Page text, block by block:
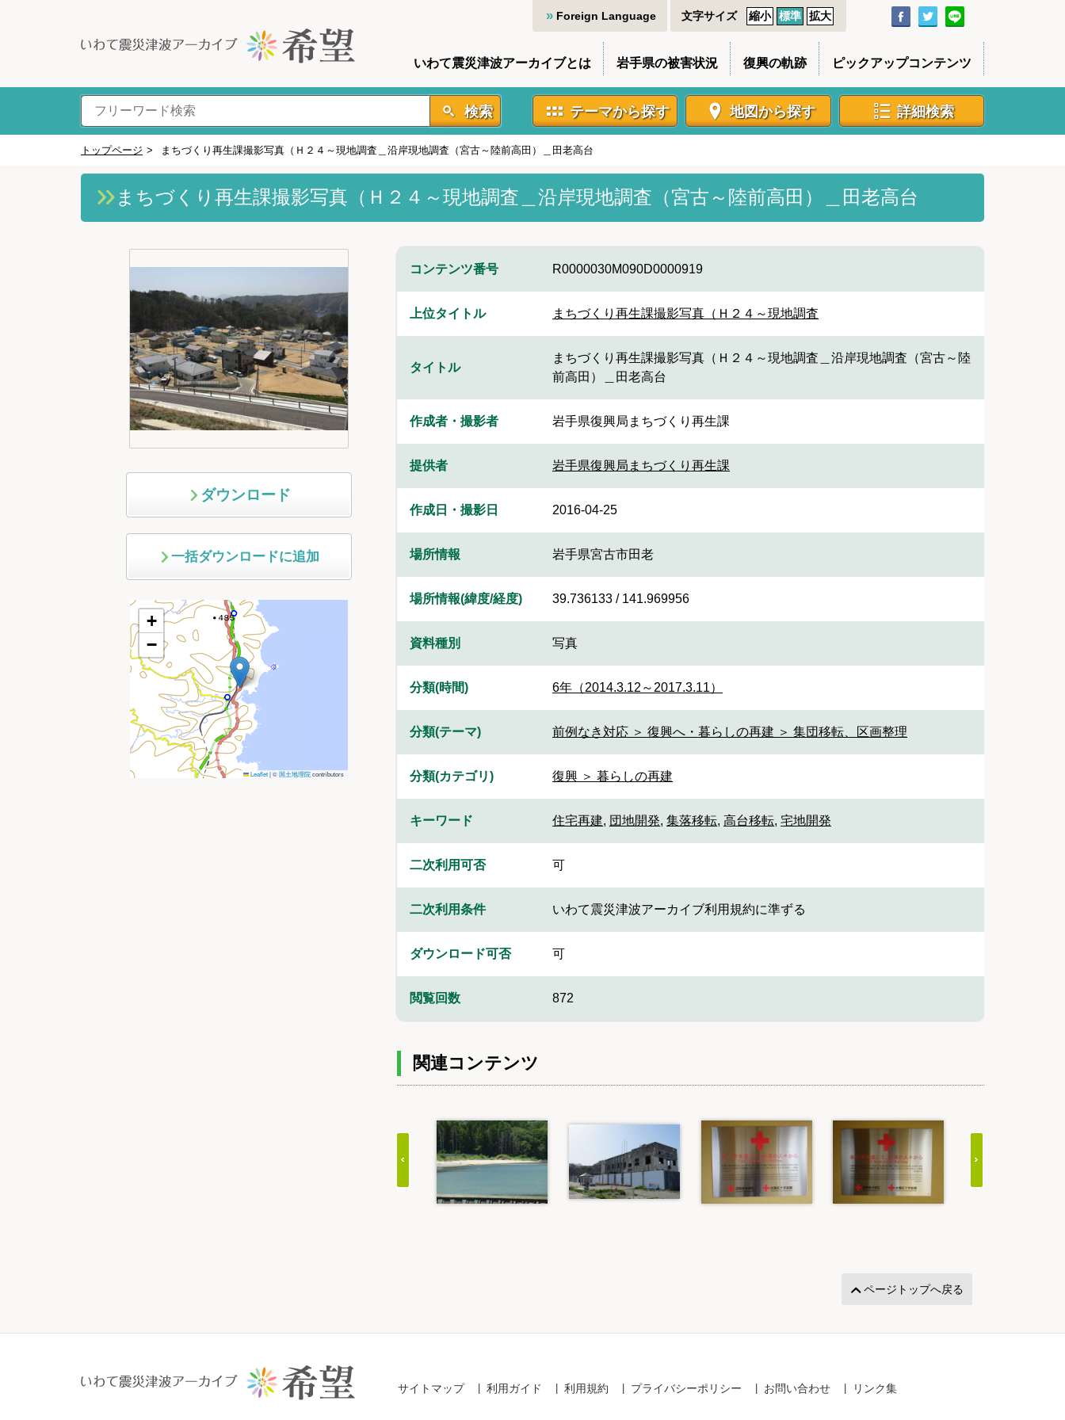
Foreign Language 文字サイズ 縮小 標準 拡大
いわて震災津波アーカイブとは 岩手県の被害状況 復興の軌跡 ピックアップコンテンツ
検索 テーマから探す 地図から探す 詳細検索
トップページ > まちづくり再生課撮影写真（Ｈ２４～現地調査＿沿岸現地調査（宮古～陸前高田）＿田老高台
まちづくり再生課撮影写真（Ｈ２４～現地調査＿沿岸現地調査（宮古～陸前高田）＿田老高台
ダウンロード
一括ダウンロードに追加
+
−
Leaflet|©国土地理院contributors
コンテンツ番号 R0000030M090D0000919
上位タイトル まちづくり再生課撮影写真（Ｈ２４～現地調査
タイトル
まちづくり再生課撮影写真（Ｈ２４～現地調査＿沿岸現地調査（宮古～陸
前高田）＿田老高台
作成者・撮影者 岩手県復興局まちづくり再生課
提供者 岩手県復興局まちづくり再生課
作成日・撮影日 2016-04-25
場所情報 岩手県宮古市田老
場所情報(緯度/経度) 39.736133 / 141.969956
資料種別 写真
分類(時間) 6年（2014.3.12～2017.3.11）
分類(テーマ) 前例なき対応 ＞ 復興へ・暮らしの再建 ＞ 集団移転、区画整理
分類(カテゴリ) 復興 ＞ 暮らしの再建
キーワード 住宅再建, 団地開発, 集落移転, 高台移転, 宅地開発
二次利用可否 可
二次利用条件 いわて震災津波アーカイブ利用規約に準ずる
ダウンロード可否 可
閲覧回数 872
関連コンテンツ
ページトップへ戻る
サイトマップ 利用ガイド 利用規約 プライバシーポリシー お問い合わせ リンク集